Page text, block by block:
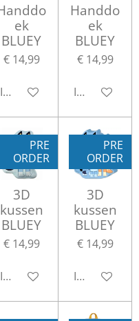
ek
BLUEY
€ 14,99
In winkelwagen
Handdo
ek
BLUEY
€ 14,99
In
PRE
ORDER
3D
kussen
BLUEY
€ 14,99
In winkelwagen
PRE
ORDER
3D
kussen
BLUEY
€ 14,99
In